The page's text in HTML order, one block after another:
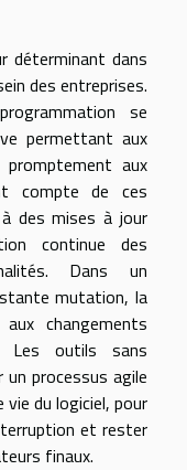
déterminant dans
des entreprises.
se
permettant aux
aux
compte de ces
des mises à jour
continue des
Dans un
mutation, la
changements
Les outils sans
processus agile
du logiciel, pour
et rester
finaux.